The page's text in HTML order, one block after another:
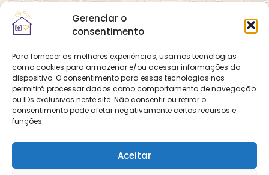
Gerenciar o
consentimento
Para fornecer as melhores experiências, usamos tecnologias
como cookies para armazenar e/ou acessar informações do
dispositivo. O consentimento para essas tecnologias nos
permitirá processar dados como comportamento de navegação
ou IDs exclusivos neste site. Não consentir ou retirar o
consentimento pode afetar negativamente certos recursos e
funções.
Aceitar
Quadra 02, Lote 16,
Vila Vicentina,
Planaltina, Brasília-
DF. CEP 73.320-140
CNPJ: 01.600.089/0001-
OCemaneté um site
que pertence e é gerido
pelo CEMA, assim